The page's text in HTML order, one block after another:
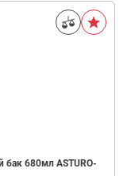
680мл ASTURO-